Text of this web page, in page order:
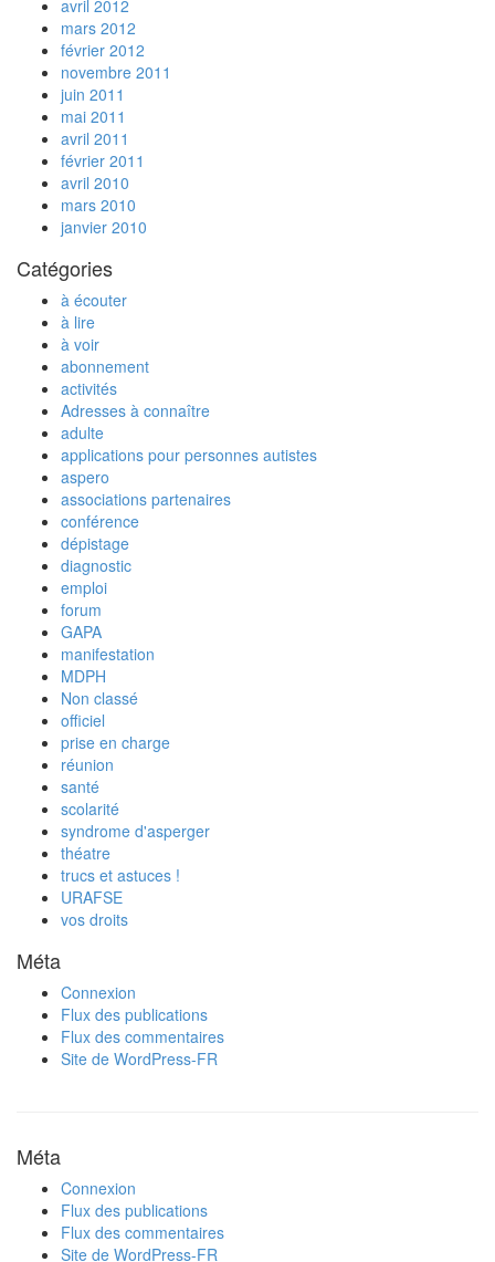
avril 2012
mars 2012
février 2012
novembre 2011
juin 2011
mai 2011
avril 2011
février 2011
avril 2010
mars 2010
janvier 2010
Catégories
à écouter
à lire
à voir
abonnement
activités
Adresses à connaître
adulte
applications pour personnes autistes
aspero
associations partenaires
conférence
dépistage
diagnostic
emploi
forum
GAPA
manifestation
MDPH
Non classé
officiel
prise en charge
réunion
santé
scolarité
syndrome d'asperger
théatre
trucs et astuces !
URAFSE
vos droits
Méta
Connexion
Flux des publications
Flux des commentaires
Site de WordPress-FR
Méta
Connexion
Flux des publications
Flux des commentaires
Site de WordPress-FR